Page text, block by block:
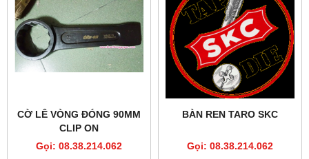
CỜ LÊ VÒNG ĐÓNG 90MM
CLIP ON
Gọi: 08.38.214.062
BÀN REN TARO SKC
Gọi: 08.38.214.062